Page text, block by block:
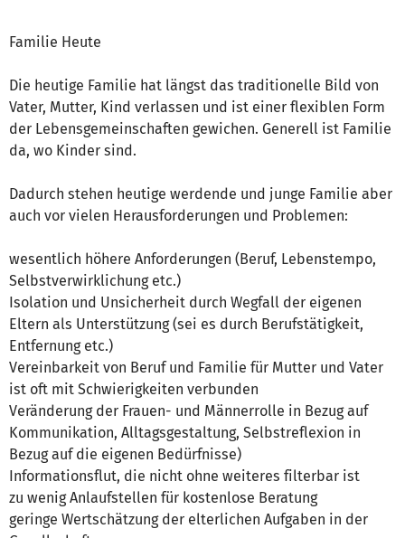
Familie Heute
Die heutige Familie hat längst das traditionelle Bild von
Vater, Mutter, Kind verlassen und ist einer flexiblen Form
der Lebensgemeinschaften gewichen. Generell ist Familie
da, wo Kinder sind.
Dadurch stehen heutige werdende und junge Familie aber
auch vor vielen Herausforderungen und Problemen:
wesentlich höhere Anforderungen (Beruf, Lebenstempo,
Selbstverwirklichung etc.)
Isolation und Unsicherheit durch Wegfall der eigenen
Eltern als Unterstützung (sei es durch Berufstätigkeit,
Entfernung etc.)
Vereinbarkeit von Beruf und Familie für Mutter und Vater
ist oft mit Schwierigkeiten verbunden
Veränderung der Frauen- und Männerrolle in Bezug auf
Kommunikation, Alltagsgestaltung, Selbstreflexion in
Bezug auf die eigenen Bedürfnisse)
Informationsflut, die nicht ohne weiteres filterbar ist
zu wenig Anlaufstellen für kostenlose Beratung
geringe Wertschätzung der elterlichen Aufgaben in der